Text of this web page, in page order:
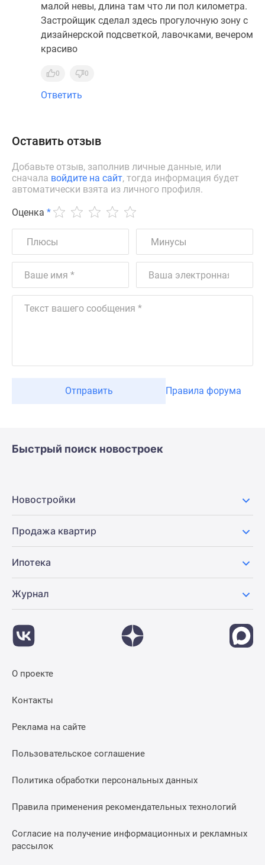
малой невы, длина там что ли пол километра.
Застройщик сделал здесь прогулочную зону с
дизайнерской подсветкой, лавочками, вечером
красиво
0 0
Ответить
Оставить отзыв
Добавьте отзыв, заполнив личные данные, или
сначала войдите на сайт, тогда информация будет
автоматически взята из личного профиля.
Оценка *
Отправить Правила форума
Быстрый поиск новостроек
Новостройки
Продажа квартир
Ипотека
Журнал
О проекте
Контакты
Реклама на сайте
Пользовательское соглашение
Политика обработки персональных данных
Правила применения рекомендательных технологий
Согласие на получение информационных и рекламных
рассылок